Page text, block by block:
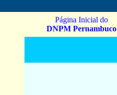
Página Inicial do
DNPM Pernambuco